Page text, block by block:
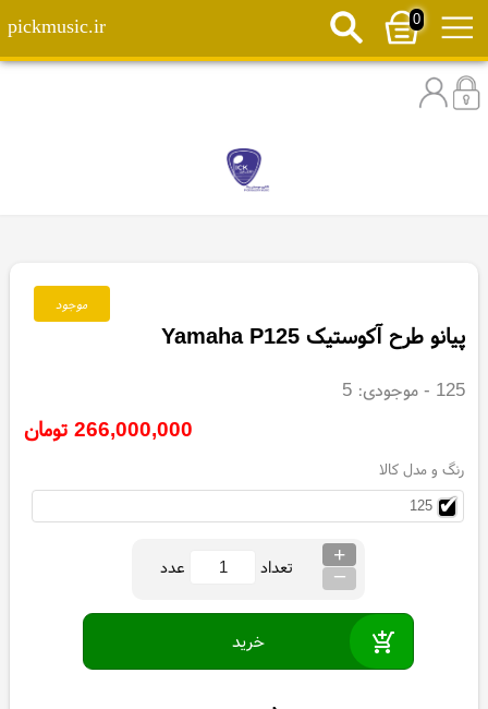
0
pickmusic.ir
پیانو طرح آکوستیک Yamaha P125
125 - موجودی:5
266,000,000 تومان
رنگ و مدل کالا
125
تعداد
+
_ عدد
موجود